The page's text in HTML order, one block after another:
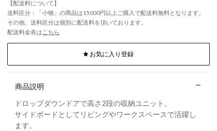
【配送料について】
送料区分：「小物」の商品は15000円以上ご購入で配送料無料となります。
その他、送料区分は個別に配送料を頂いております。
配送料金表は こちら
お気に入り登録
商品説明
ドロップダウンドアで高さ2段の収納ユニット。
サイドボードとしてリビングやワークスペースで活躍し
ます。